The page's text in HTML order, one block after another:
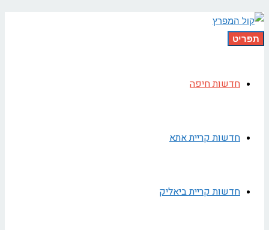
תפריט
חדשות חיפה
חדשות קריית אתא
חדשות קריית ביאליק